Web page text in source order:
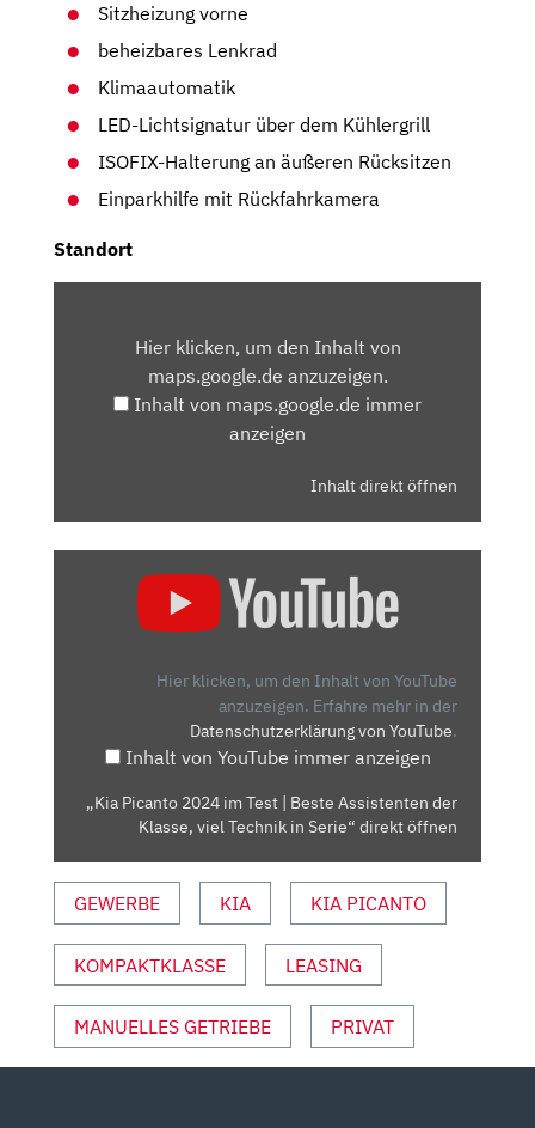
Sitzheizung vorne
beheizbares Lenkrad
Klimaautomatik
LED-Lichtsignatur über dem Kühlergrill
ISOFIX-Halterung an äußeren Rücksitzen
Einparkhilfe mit Rückfahrkamera
Standort
MAPS.GOOGLE.DEHier klicken, um den Inhalt von
maps.google.de anzuzeigen.
Inhalt von maps.google.de immer
anzeigen
Inhalt direkt öffnen
ASSISTENTEN
TECHNIK
VON
YOUTUBE
ANZEIGEN
Hier klicken, um den Inhalt von YouTube
anzuzeigen. Erfahre mehr in der
Datenschutzerklärung von YouTube.
Inhalt von YouTube immer anzeigen
„Kia Picanto 2024 im Test | Beste Assistenten der
Klasse, viel Technik in Serie“ direkt öffnen
GEWERBE KIA KIA PICANTO
KOMPAKTKLASSE LEASING
MANUELLES GETRIEBE PRIVAT